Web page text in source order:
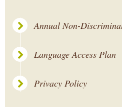
Annual Non-
Language Access Plan
Privacy Policy